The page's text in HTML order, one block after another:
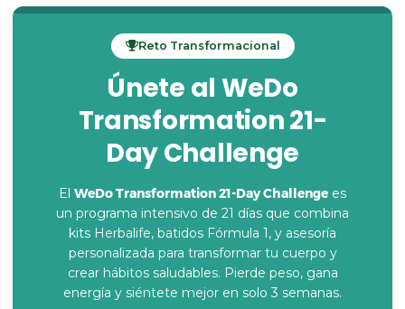
Reto Transformacional
Únete al WeDo
Transformation 21-
Day Challenge
El WeDo Transformation 21-Day Challenge es
un programa intensivo de 21 días que combina
kits Herbalife, batidos Fórmula 1, y asesoría
personalizada para transformar tu cuerpo y
crear hábitos saludables. Pierde peso, gana
energía y siéntete mejor en solo 3 semanas.